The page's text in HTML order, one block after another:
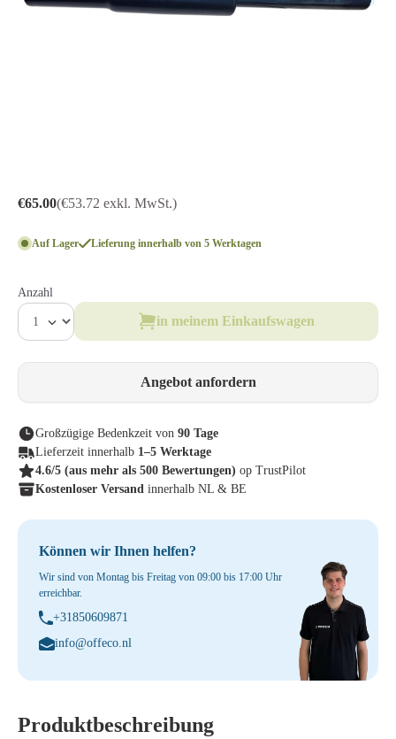
€65.00(€53.72 exkl. MwSt.)
Auf Lager Lieferung innerhalb von 5 Werktagen
Anzahl
in meinem Einkaufswagen
Angebot anfordern
Großzügige Bedenkzeit von 90 Tage
Lieferzeit innerhalb 1–5 Werktage
4.6/5 (aus mehr als 500 Bewertungen) op TrustPilot
Kostenloser Versand innerhalb NL & BE
Können wir Ihnen helfen?
Wir sind von Montag bis Freitag von 09:00 bis 17:00 Uhr
erreichbar.
+31850609871
info@offeco.nl
Produktbeschreibung